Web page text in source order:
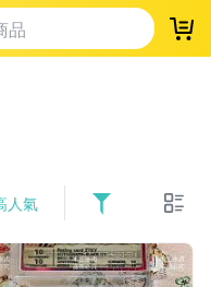
登
人氣